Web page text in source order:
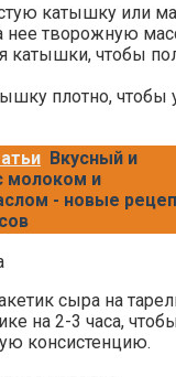
катышку или
нее творожную
катышки, чтобы
плотно, чтобы
Вкусный и
молоком и
- новые
сыра на
на 2-3 часа,
консистенцию.